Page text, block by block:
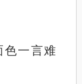
色一言难